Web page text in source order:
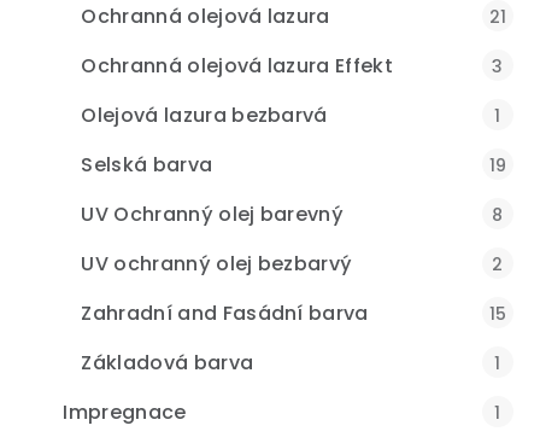
Ochranná olejová lazura 21
Ochranná olejová lazura Effekt 3
Olejová lazura bezbarvá 1
Selská barva 19
UV Ochranný olej barevný 8
UV ochranný olej bezbarvý 2
Zahradní and Fasádní barva 15
Základová barva 1
Impregnace 1